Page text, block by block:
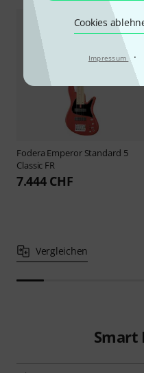
Cookies
Impressum ·
Fodera Emperor Standard 5
Classic FR
7.444 CHF
Vergleichen
Smart